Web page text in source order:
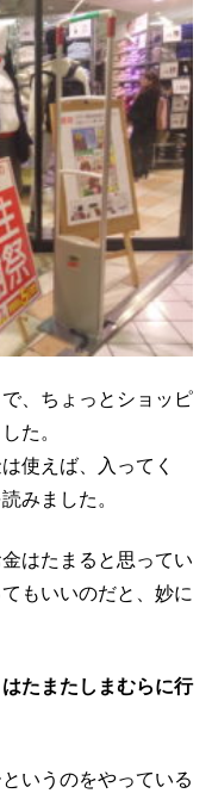
、ちょっとショッピ
た。
使えば、入ってく
みました。
はたまると思ってい
もいいのだと、妙に
たまたしまむらに行
いうのをやっている